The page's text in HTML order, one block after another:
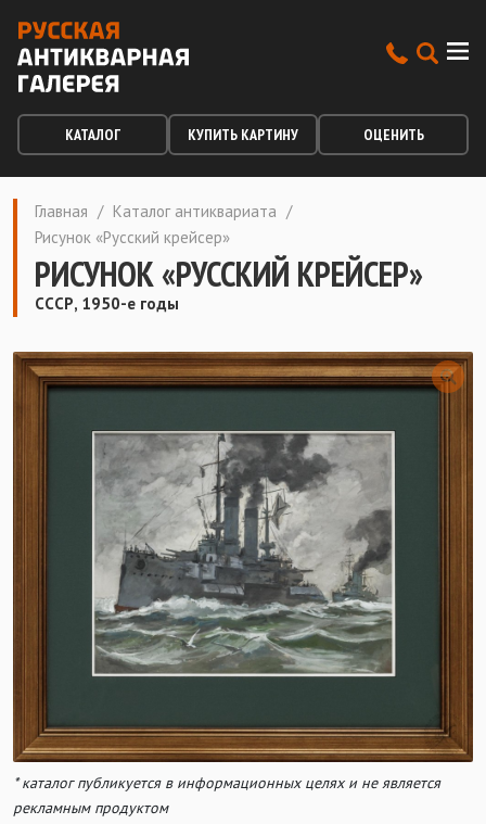
КАТАЛОГ КУПИТЬ КАРТИНУ ОЦЕНИТЬ
Главная / Каталог антиквариата /
Рисунок «Русский крейсер»
РИСУНОК «РУССКИЙ КРЕЙСЕР»
СССР, 1950-е годы
* каталог публикуется в информационных целях и не является
рекламным продуктом